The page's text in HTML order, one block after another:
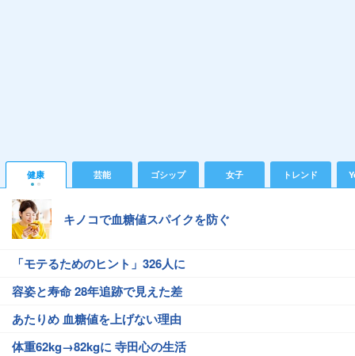
健康 芸能 ゴシップ 女子 トレンド
キノコで血糖値スパイクを防ぐ
「モテるためのヒント」326人に
容姿と寿命 28年追跡で見えた差
あたりめ 血糖値を上げない理由
体重62kg→82kgに 寺田心の生活